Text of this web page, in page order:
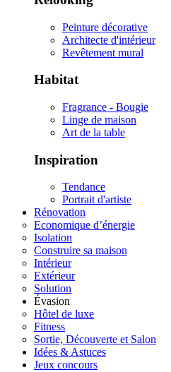
Peinture décorative
Architecte d'intérieur
Revêtement mural
Habitat
Fragrance - Bougie
Linge de maison
Art de la table
Inspiration
Tendance
Portrait d'artiste
Rénovation
Economique d’énergie
Isolation
Construire sa maison
Intérieur
Extérieur
Solution
Évasion
Hôtel de luxe
Fitness
Sortie, Découverte et Salon
Idées & Astuces
Jeux concours